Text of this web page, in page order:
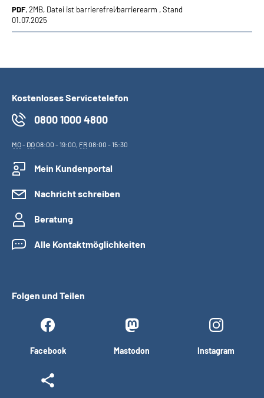
PDF, 2MB, Datei ist barrierefrei⁄barrierearm , Stand
01.07.2025
Kostenloses Servicetelefon
0800 1000 4800
MO- DO08:00 - 19:00, FR08:00 - 15:30
Mein Kundenportal
Nachricht schreiben
Beratung
Alle Kontaktmöglichkeiten
Folgen und Teilen
Facebook Mastodon Instagram